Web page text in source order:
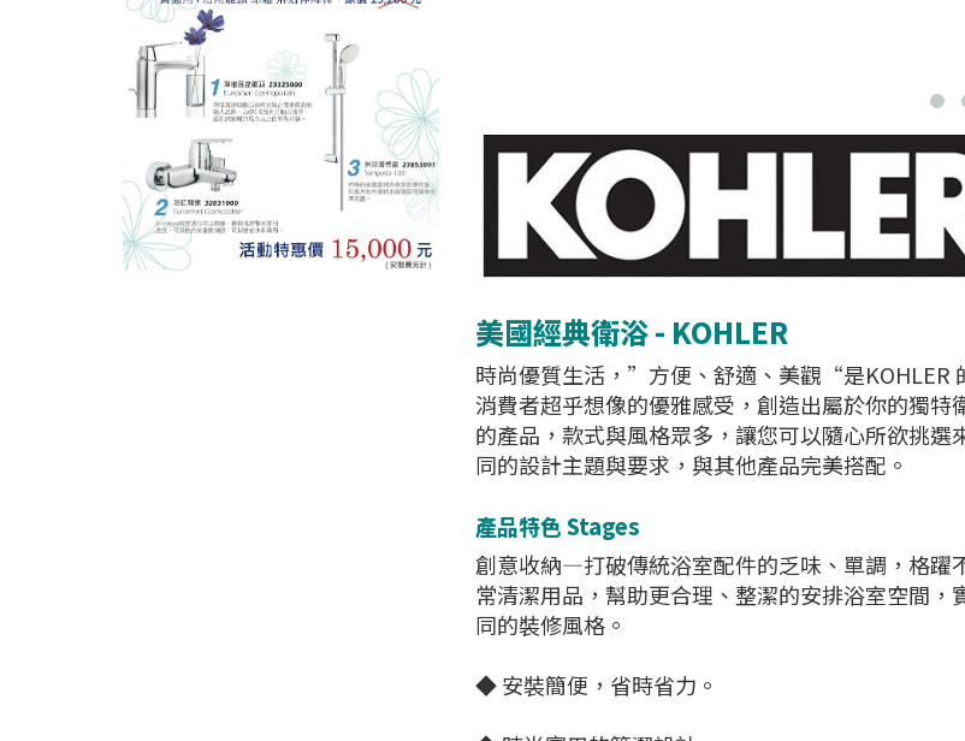
美國經典衛浴 - KOHLER
時尚優質生活，”方便、舒適、美觀“是KOHLER
消費者超乎想像的優雅感受，創造出屬於你的獨
的產品，款式與風格眾多，讓您可以隨心所欲挑
同的設計主題與要求，與其他產品完美搭配。
產品特色 Stages
創意收納—打破傳統浴室配件的乏味、單調，格躍
常清潔用品，幫助更合理、整潔的安排浴室空間
同的裝修風格。
◆ 安裝簡便，省時省力。